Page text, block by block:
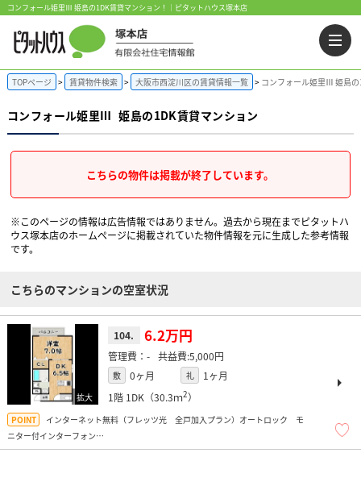
コンフォール姫里Ⅲ 姫島の1DK賃貸マンション！｜ピタットハウス塚本店
TOPページ 賃貸物件検索 大阪市西淀川区の賃貸情報一覧 コンフォール姫里Ⅲ 姫島
コンフォール姫里Ⅲ 姫島の1DK賃貸マンション
こちらの物件は掲載が終了しています。
※このページの情報は広告情報ではありません。過去から現在までピタットハ
ウス塚本店のホームぺージに掲載されていた物件情報を元に生成した参考情報
です。
こちらのマンションの空室状況
104. 6.2万円
- 5,000円
敷 0ヶ月 礼
1ヶ月
1階 1DK（30.3ｍ2）
インターネット無料（フレッツ光 全戸加入プラン）オートロック モ
ニター付インターフォン
近隣にはスーパーオアシス、業務スーパー、ドラッグストア、100円均一（ダイソ